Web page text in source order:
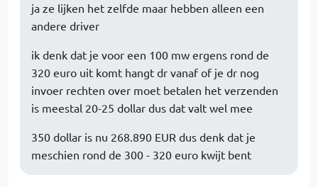
ja ze lijken het zelfde maar hebben alleen een
andere driver
ik denk dat je voor een 100 mw ergens rond de
320 euro uit komt hangt dr vanaf of je dr nog
invoer rechten over moet betalen het verzenden
is meestal 20-25 dollar dus dat valt wel mee
350 dollar is nu 268.890 EUR dus denk dat je
meschien rond de 300 - 320 euro kwijt bent